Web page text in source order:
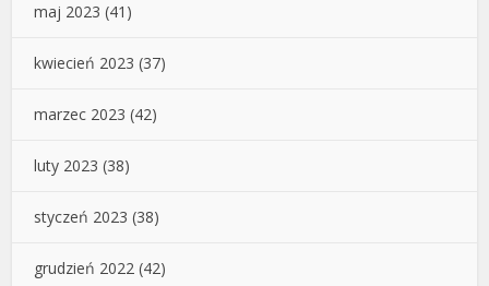
maj 2023 (41)
kwiecień 2023 (37)
marzec 2023 (42)
luty 2023 (38)
styczeń 2023 (38)
grudzień 2022 (42)